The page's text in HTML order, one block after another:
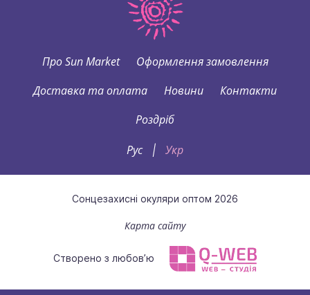
Про Sun Market
Оформлення замовлення
Доставка та оплата
Новини
Контакти
Роздріб
Рус
| Укр
Сонцезахисні окуляри оптом 2026
Карта сайту
Створено з любов’ю